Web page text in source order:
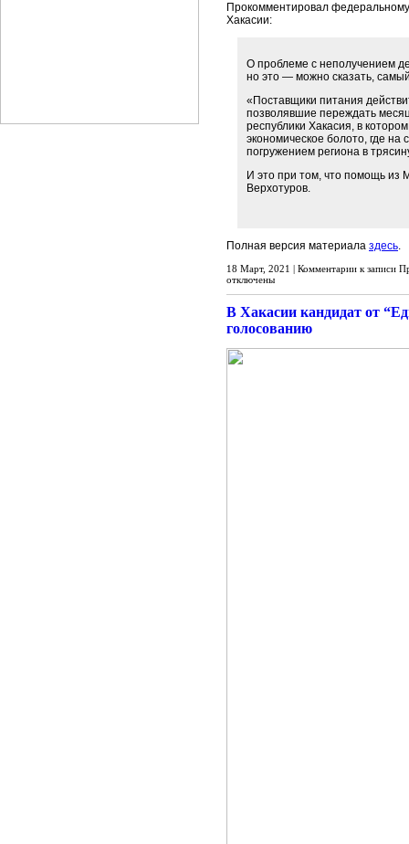
Прокомментировал
Хакасии:
О проблеме с неполучением
но это — можно сказать,
«Поставщики питания
позволявшие переждать
республики Хакасия, в
экономическое болото, где
погружением региона в
И это при том, что помощь из
Верхотуров.
Полная версия материала здесь.
18 Март, 2021 | Комментарии к записи
отключены
В Хакасии кандидат от
голосованию